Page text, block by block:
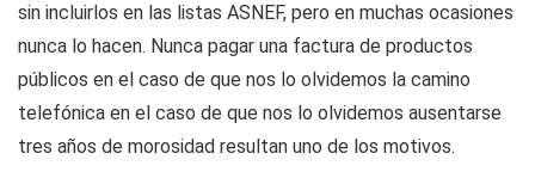
sin incluirlos en las listas ASNEF, pero en muchas ocasiones
nunca lo hacen. Nunca pagar una factura de productos
públicos en el caso de que nos lo olvidemos la camino
telefónica en el caso de que nos lo olvidemos ausentarse
tres años de morosidad resultan uno de los motivos.